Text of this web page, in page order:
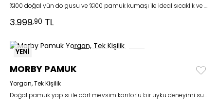
%100 doğal yün dolgusu ve %100 pamuk kumaşı ile ideal sıcaklık ve sağlıklı uyku sağlar
3.999,90 TL
YENİ
MORBY PAMUK
Yorgan, Tek Kişilik
Doğal pamuk yapısı ile dört mevsim konforlu bir uyku deneyimi sunar